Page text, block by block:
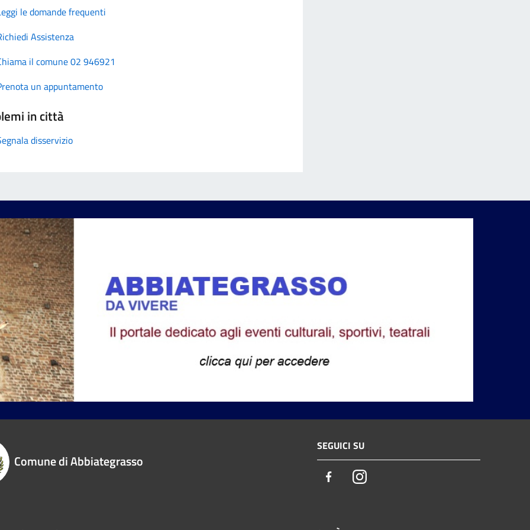
le domande frequenti
Assistenza
il comune 02 946921
un appuntamento
in città
disservizio
Comune di Abbiategrasso
SEGUICI SU
FacebookInstagram